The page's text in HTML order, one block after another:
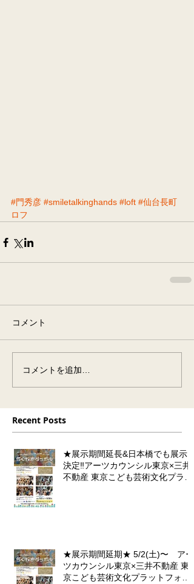
#門秀彦 #smiletalkinghands #loft #仙台長町
ロフ
コメント
コメントを追加…
Recent Posts
★展示期間延長&日本橋でも展示
決定‼️アーツカウンシル東京×三井
不動産 東京こども芸術文化プラッ
★展示期間延期★ 5/2(土)〜 アー
ツカウンシル東京×三井不動産 東
京こども芸術文化プラットフォー